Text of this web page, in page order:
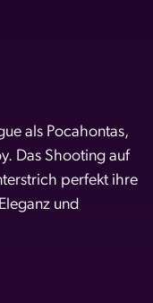
als Pocahontas,
Das Shooting auf
perfekt ihre
und